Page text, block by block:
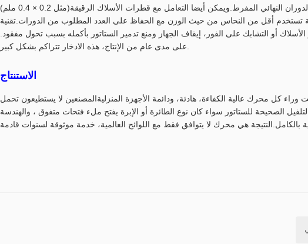
طول الأسلاك لكل لفافة ، وتجنب طول الدوران النهائي المفرط.ويمكن أيضا التعامل مع قطرات الأسلاك الرقيقة(مثل 0.2 × 0.4 ملم)
أقل من النحاس من حيث الوزن مع الحفاظ على العدد المطلوب من الدورات.تقنية
أو التشابك على الفور، إيقاف الجهاز ومنع تدمير الستاتور بأكمله بسبب تحول مفقود.
الاستنتاج
وراء كل محرك عالية الكفاءة، هادئة، ودائمة الأجهزة المنزليةالمصنعين لا يستطيعون تحمل
الصحيحة للستاتور سواء كان نوع الطائرة أو الإبرة يفتح ملء فتحات متفوق ، والهندسة